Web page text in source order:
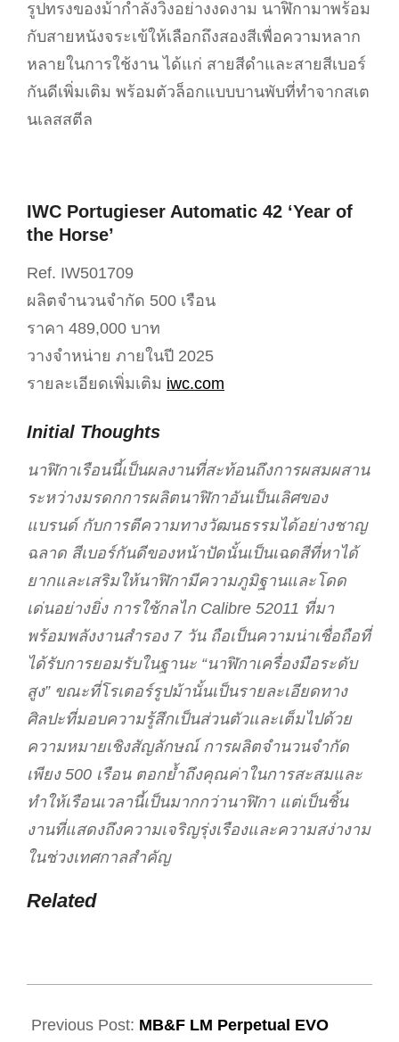
รูปทรงของม้ากำลังวิ่งอย่างงดงาม นาฬิกามาพร้อม
กับสายหนังจระเข้ให้เลือกถึงสองสีเพื่อความหลาก
หลายในการใช้งาน ได้แก่ สายสีดำและสายสีเบอร์
กันดีเพิ่มเติม พร้อมตัวล็อกแบบบานพับที่ทำจากสเต
นเลสสตีล
IWC Portugieser Automatic 42 ‘Year of
the Horse’
Ref. IW501709
ผลิตจำนวนจำกัด 500 เรือน
ราคา 489,000 บาท
วางจำหน่าย ภายในปี 2025
รายละเอียดเพิ่มเติม iwc.com
Initial Thoughts
นาฬิกาเรือนนี้เป็นผลงานที่สะท้อนถึงการผสมผสาน
ระหว่างมรดกการผลิตนาฬิกาอันเป็นเลิศของ
แบรนด์ กับการตีความทางวัฒนธรรมได้อย่างชาญ
ฉลาด สีเบอร์กันดีของหน้าปัดนั้นเป็นเฉดสีที่หาได้
ยากและเสริมให้นาฬิกามีความภูมิฐานและโดด
เด่นอย่างยิ่ง การใช้กลไก Calibre 52011 ที่มา
พร้อมพลังงานสำรอง 7 วัน ถือเป็นความน่าเชื่อถือที่
ได้รับการยอมรับในฐานะ “นาฬิกาเครื่องมือระดับ
สูง” ขณะที่โรเตอร์รูปม้านั้นเป็นรายละเอียดทาง
ศิลปะที่มอบความรู้สึกเป็นส่วนตัวและเต็มไปด้วย
ความหมายเชิงสัญลักษณ์ การผลิตจำนวนจำกัด
เพียง 500 เรือน ตอกย้ำถึงคุณค่าในการสะสมและ
ทำให้เรือนเวลานี้เป็นมากกว่านาฬิกา แต่เป็นชิ้น
งานที่แสดงถึงความเจริญรุ่งเรืองและความสง่างาม
ในช่วงเทศกาลสำคัญ
Related
10-
Previous Post: MB&F LM Perpetual EVO